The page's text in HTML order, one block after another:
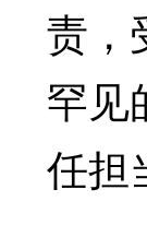
责，
罕见
任担